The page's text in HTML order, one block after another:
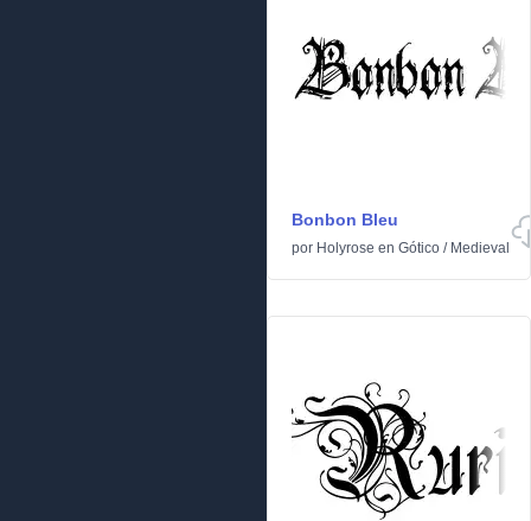
Bonbon Bleu
por Holyrose en Gótico / Medieval